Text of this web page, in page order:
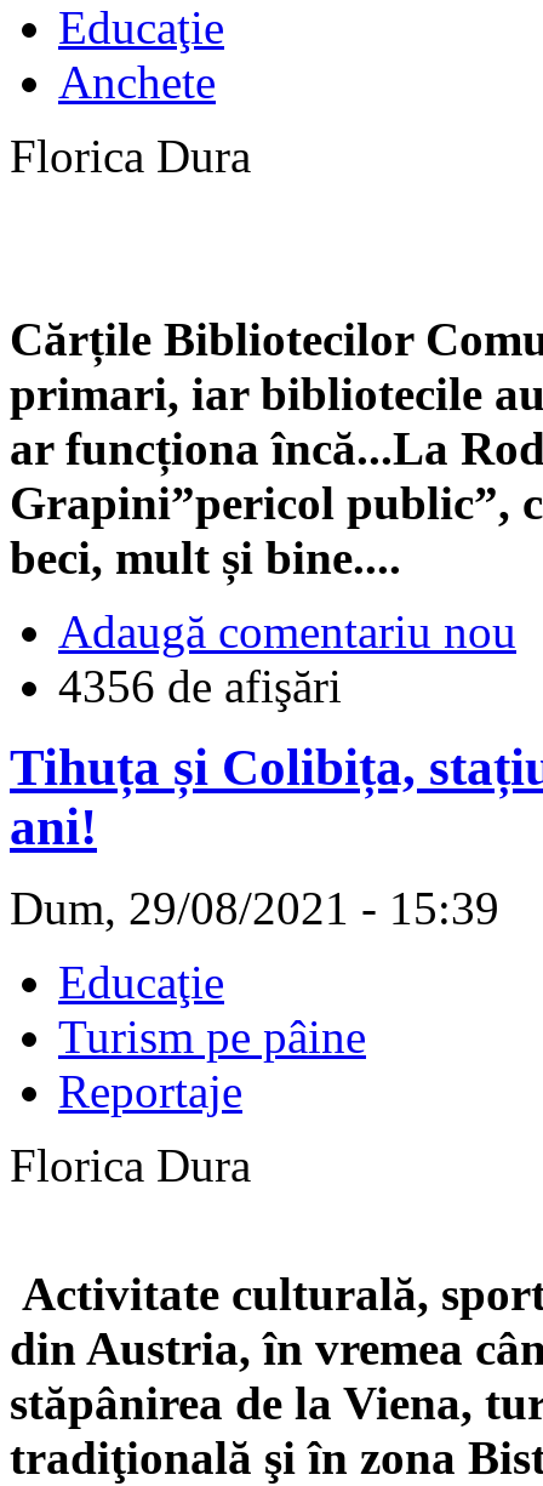
Educaţie
Anchete
Florica Dura
Cărțile Bibliotecilor
primari, iar bibliotecile
ar funcționa încă...La
Grapini”pericol public”,
beci, mult și bine....
Adaugă comentariu nou
4356 de afişări
Tihuța și Colibița,
ani!
Dum, 29/08/2021 - 15:39
Educaţie
Turism pe pâine
Reportaje
Florica Dura
Activitate culturală,
din Austria, în vremea
stăpânirea de la Viena,
tradiţională şi în zona